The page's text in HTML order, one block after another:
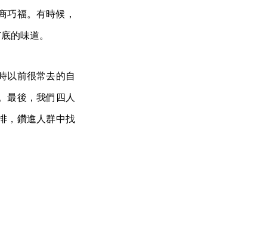
巧福。有時候，
的味道。
以前很常去的自
最後，我們四人
，鑽進人群中找